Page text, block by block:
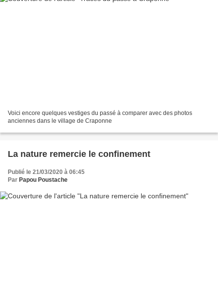
Voici encore quelques vestiges du passé à comparer avec des photos
anciennes dans le village de Craponne
La nature remercie le confinement
Publié le 21/03/2020 à 06:45
Par Papou Poustache